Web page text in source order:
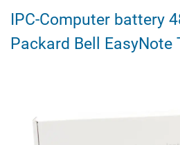
IPC-Computer battery
Packard Bell EasyNote